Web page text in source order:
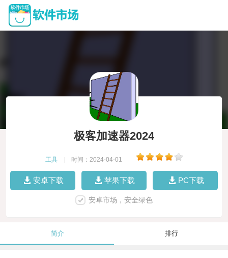
极客加速器2024
工具 时间：2024-04-01
安卓下载 苹果下载 PC下载
安卓市场，安全绿色
简介 排行